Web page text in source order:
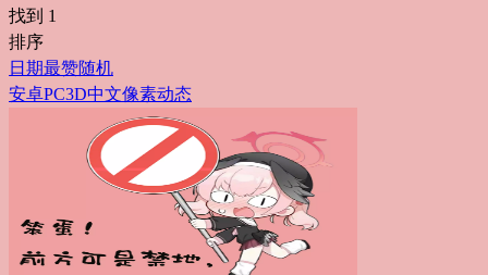
找到 1
排序
日期最赞随机
安卓PC3D中文像素动态